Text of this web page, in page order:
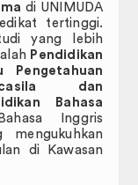
di UNIMUDA
tertinggi.
yang lebih
Pendidikan
Pengetahuan
dan
Bahasa
Inggris
di Kawasan